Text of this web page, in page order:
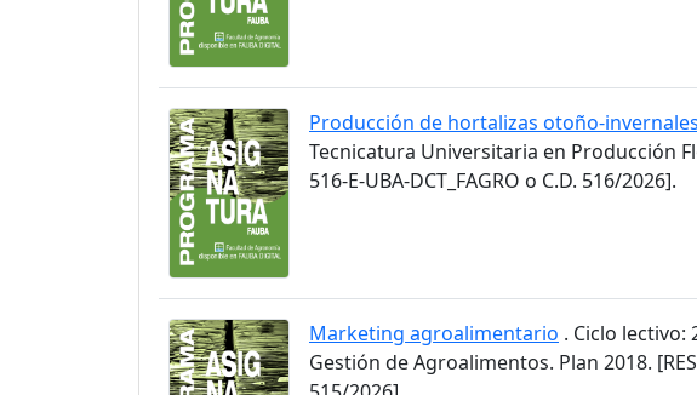
Producción de hortalizas otoño-invernales
Tecnicatura Universitaria en Producción
516-E-UBA-DCT_FAGRO o C.D. 516/2026].
Marketing agroalimentario . Ciclo lectivo:
Gestión de Agroalimentos. Plan 2018.